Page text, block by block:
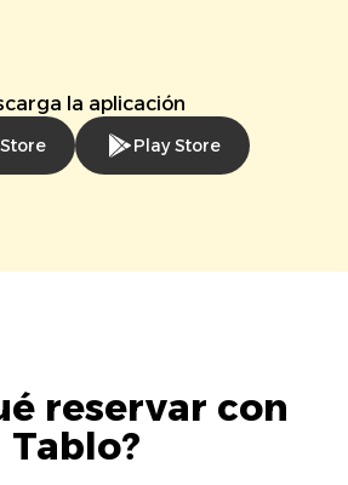
la aplicación
Play Store
reservar con
Tablo?